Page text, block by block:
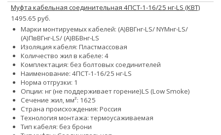
Муфта кабельная соединительная 4ПСТ-1-16/25 нг-LS (КВТ)
1495.65 руб.
Марки монтируемых кабелей: (А)ВВГнг-LS/ NYMнг-LS/
(А)ПвВГнг-LS/ (А)ВБВнг-LS
Изоляция кабеля: Пластмассовая
Количество жил в кабеле: 4
Комплектация: без болтовых соединителей
Наименование: 4ПСТ-1-16/25 нг-LS
Норма отгрузки: 1
Опции: нг (не поддерживает горение)LS (Low Smoke)
Сечение жил, мм²: 1625
Страна происхождения: Россия
Технология монтажа: термоусаживаемая
Тип кабеля: без брони